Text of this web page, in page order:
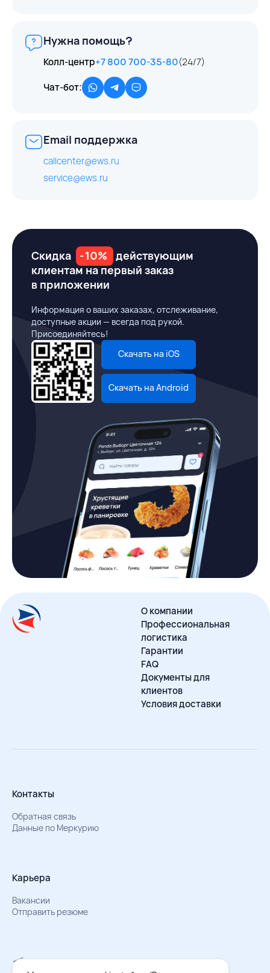
Нужна помощь?
Колл-центр+7 800 700-35-80(24/7)
Чат-бот:
Email поддержка
callcenter@ews.ru
service@ews.ru
Скидка -10%
действующим
клиентам на первый заказ
в приложении
Информация о ваших заказах, отслеживание,
доступные акции — всегда под рукой.
Присоединяйтесь!
Скачать на iOS
Скачать на Android
О компании
Профессиональная
логистика
Гарантии
FAQ
Документы для
клиентов
Условия доставки
Контакты
Обратная связь
Данные по Меркурию
Карьера
Вакансии
Отправить резюме
Мы в Телеграм